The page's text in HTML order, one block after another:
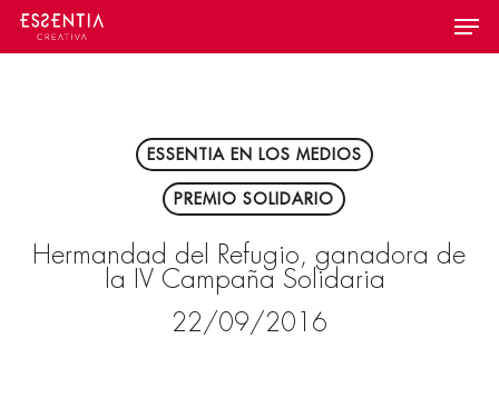
Skip
main
Menu
ESSENTIA EN LOS MEDIOS
PREMIO SOLIDARIO
Hermandad del Refugio, ganadora de
la IV Campaña Solidaria
22/09/2016